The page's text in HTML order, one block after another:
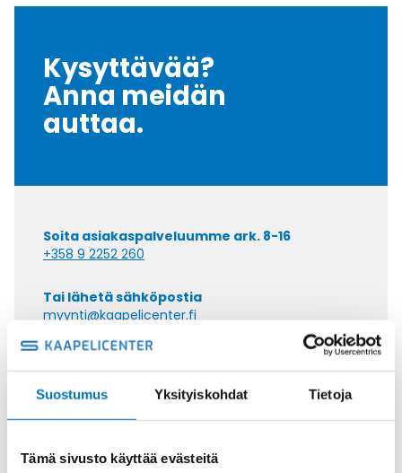
Suostumus Yksityiskohdat Tietoja
Tämä sivusto käyttää evästeitä
Kysyttävää?
Anna meidän
auttaa.
Soita asiakaspalveluumme ark. 8-16
+358 9 2252 260
Tai lähetä sähköpostia
myynti@kaapelicenter.fi
Saman kaapelin eri versiot
Ohjauskaapeli KAWEFLEX